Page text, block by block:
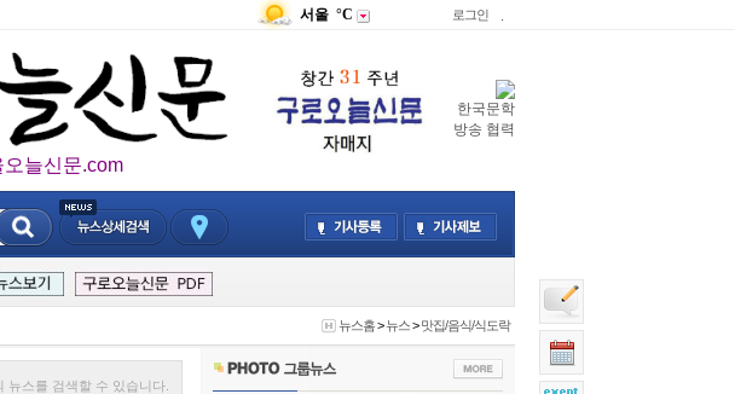
서울 °C 로그인
늘신문.com
한국문학
방송 협력
뉴스홈>뉴스>맛집/음식/식도락
뉴스를 검색할 수 있습니다.